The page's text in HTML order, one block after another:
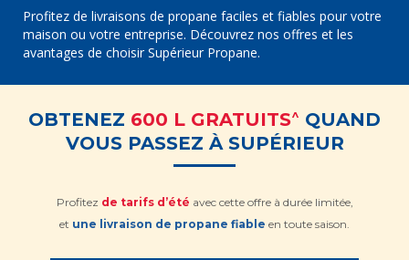
Profitez de livraisons de propane faciles et fiables pour votre
maison ou votre entreprise. Découvrez nos offres et les
avantages de choisir Supérieur Propane.
OBTENEZ 600 L GRATUITS^ QUAND
VOUS PASSEZ À SUPÉRIEUR
Profitez de tarifs d’été avec cette offre à durée limitée,
et une livraison de propane fiable en toute saison.